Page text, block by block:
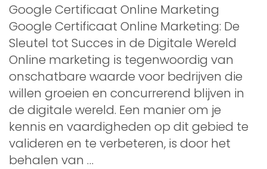
Google Certificaat Online Marketing
Google Certificaat Online Marketing: De
Sleutel tot Succes in de Digitale Wereld
Online marketing is tegenwoordig van
onschatbare waarde voor bedrijven die
willen groeien en concurrerend blijven in
de digitale wereld. Een manier om je
kennis en vaardigheden op dit gebied te
valideren en te verbeteren, is door het
behalen van …